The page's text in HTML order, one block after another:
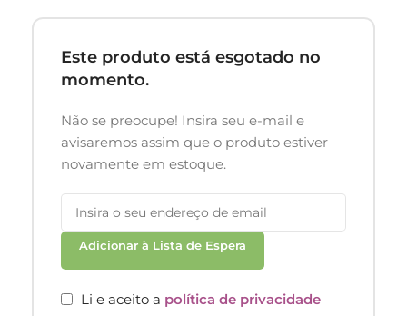
Este produto está esgotado no
momento.
Não se preocupe! Insira seu e-mail e
avisaremos assim que o produto estiver
novamente em estoque.
Adicionar à Lista de Espera
Li e aceito a política de privacidade